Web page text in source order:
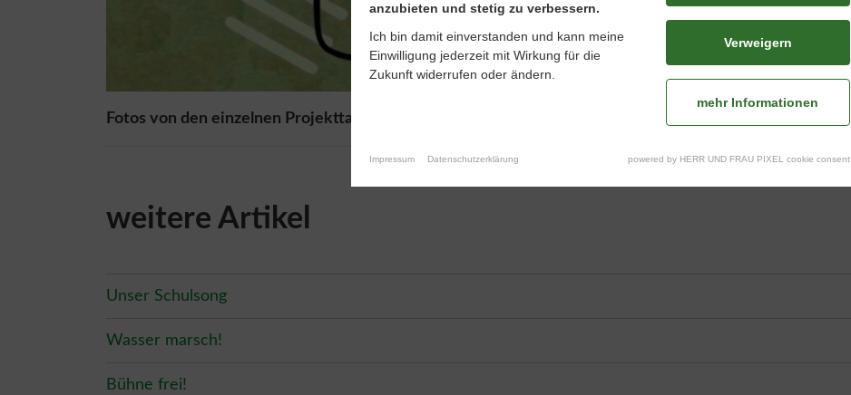
Fotos von den einzelnen Projekttagen
weitere Artikel
Unser Schulsong
Wasser marsch!
Bühne frei!
anzubieten und stetig zu verbessern.
Ich bin damit einverstanden und kann meine
Einwilligung jederzeit mit Wirkung für die
Zukunft widerrufen oder ändern.
Verweigern
mehr Informationen
Impressum Datenschutzerklärung powered by HERR UND FRAU PIXEL cookie consent